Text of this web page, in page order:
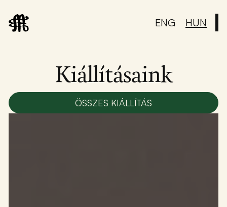
ENG HUN
Kiállításaink
ÖSSZES KIÁLLÍTÁS